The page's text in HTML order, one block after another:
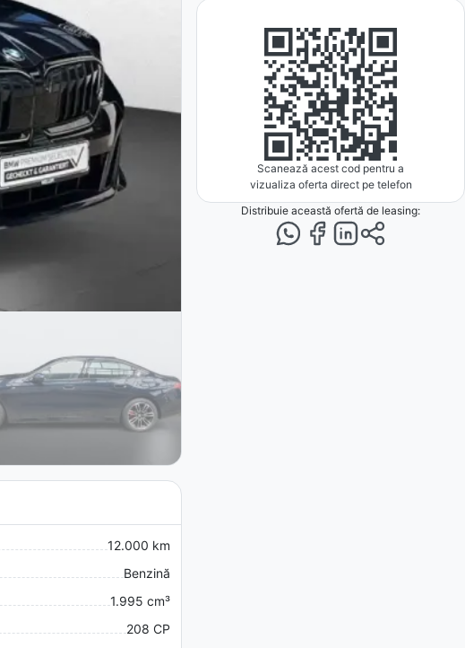
Scanează acest cod pentru a
vizualiza oferta direct pe telefon
Distribuie această ofertă de leasing:
12.000 km
Benzină
1.995 cm³
208 CP